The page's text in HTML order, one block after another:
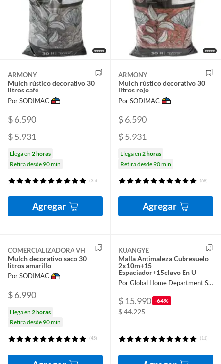
ARMONY
Mulch rústico decorativo 30
litros café
Por SODIMAC
$ 6.590
$ 5.931
Llega en 2 horas
Retira desde 90 min
(35)
Agregar
ARMONY
Mulch rústico decorativo 30
litros rojo
Por SODIMAC
$ 6.590
$ 5.931
Llega en 2 horas
Retira desde 90 min
(68)
Agregar
COMERCIALIZADORA VH
Mulch decorativo saco 30
litros amarillo
Por SODIMAC
$ 6.990
Llega en 2 horas
Retira desde 90 min
(45)
KUANGYE
Malla Antimaleza Cubresuelo
2x10m+15
Espaciador+15clavo En U
Por Global Home Department Store
$ 15.990 -64%
$ 44.225
(11)